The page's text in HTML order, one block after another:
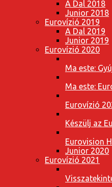
A Dal 2018
Junior 2018
Eurovízió 2019
A Dal 2019
Junior 2019
Eurovízió 2020
Ma este:
Ma este:
Eurovízió
Készülj az
Eurovision
Junior 2020
Eurovízió 2021